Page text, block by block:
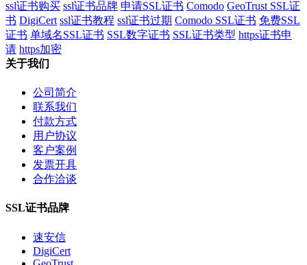
ssl证书购买 ssl证书品牌 申请SSL证书 Comodo GeoTrust SSL证
书 DigiCert ssl证书教程 ssl证书过期 Comodo SSL证书 免费SSL
证书 单域名SSL证书 SSL数字证书 SSL证书类型 https证书申
请 https加密
关于我们
公司简介
联系我们
付款方式
用户协议
客户案例
发票开具
合作洽谈
SSL证书品牌
速安信
DigiCert